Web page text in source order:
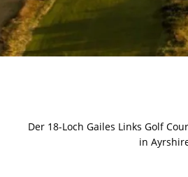
Der 18-Loch Gailes Links Golf
in